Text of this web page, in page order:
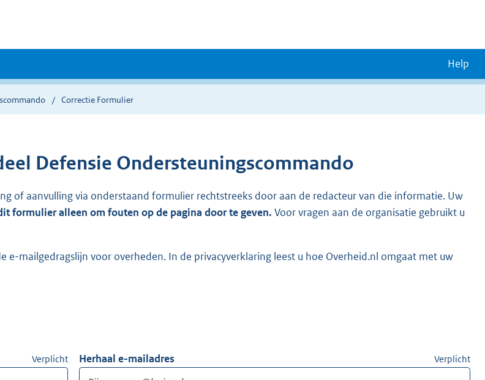
Help
Correctie Formulier
Defensie Ondersteuningscommando
of aanvulling via onderstaand formulier rechtstreeks door aan de redacteur van die informatie. Uw
formulier alleen om fouten op de pagina door te geven. Voor vragen aan de organisatie gebruikt u
mailgedragslijn voor overheden. In de privacyverklaring leest u hoe Overheid.nl omgaat met uw
Verplicht Herhaal e-mailadres Verplicht